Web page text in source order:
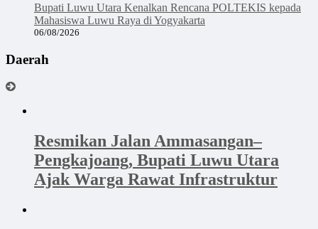
Bupati Luwu Utara Kenalkan Rencana POLTEKIS kepada
Mahasiswa Luwu Raya di Yogyakarta
06/08/2026
Daerah
Resmikan Jalan Ammasangan–
Pengkajoang, Bupati Luwu Utara
Ajak Warga Rawat Infrastruktur